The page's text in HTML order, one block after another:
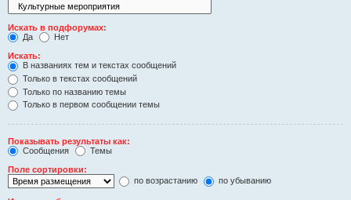
Искать в подфорумах:
Да
Нет
Искать:
В названиях тем и текстах сообщений
Только в текстах сообщений
Только по названию темы
Только в первом сообщении темы
Показывать результаты как:
Сообщения
Темы
Поле сортировки:
по возрастанию
по убыванию